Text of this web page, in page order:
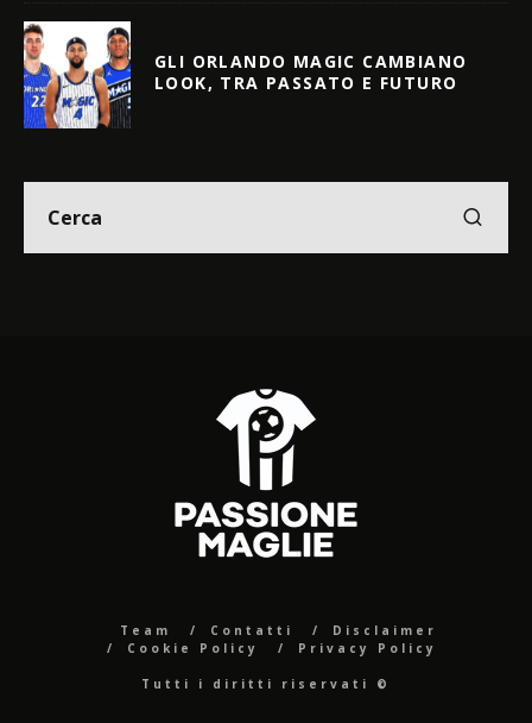
GLI ORLANDO MAGIC CAMBIANO
LOOK, TRA PASSATO E FUTURO
Team Contatti
Disclaimer
Cookie Policy
Privacy Policy
Tutti i diritti riservati ©